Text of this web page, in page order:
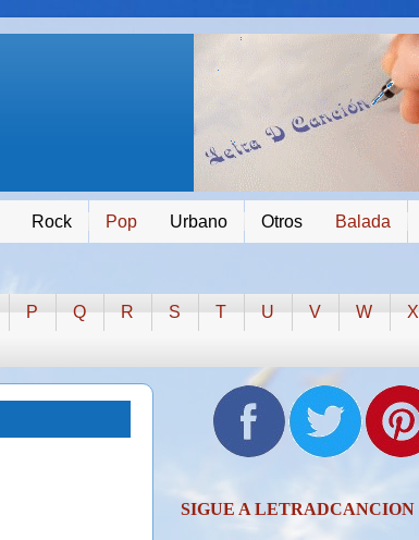
Rock Pop Urbano Otros Balada
P Q R S T U V W X
SIGUE A LETRADCANCION